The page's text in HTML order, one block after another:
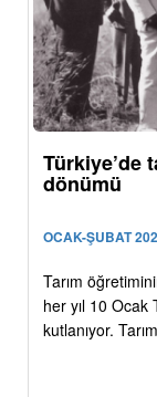
Türkiye’de
dönümü
OCAK-ŞUBAT
Tarım
her yıl 10 Ocak
kutlanıyor.